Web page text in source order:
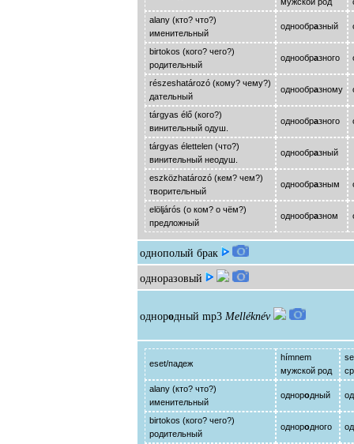
alany (кто? что?)
именительный
однообразный
birtokos (кого? чего?)
родительный
однообразного
részeshatározó (кому? чему?)
дательный
однообразному
tárgyas élő (кого?)
винительный одуш.
однообразного
tárgyas élettelen (что?)
винительный неодуш.
однообразный
eszközhatározó (кем? чем?)
творительный
однообразным
elöljárós (о ком? о чём?)
предложный
однообразном
однополый брак
одноразовый
однородный mp3 Melléknév
eset/падеж
hímnem
мужской род
alany (кто? что?)
именительный
однородный
birtokos (кого? чего?)
родительный
однородного